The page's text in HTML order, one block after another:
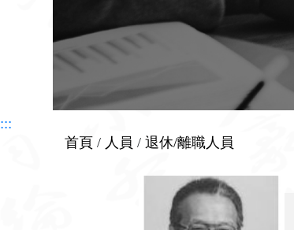
:::
首頁 / 人員 /退休/離職人員